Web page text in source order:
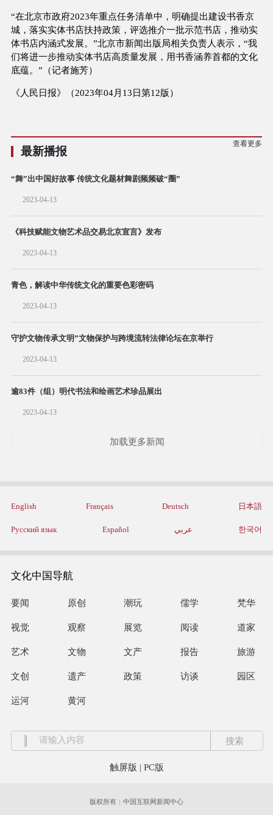
“在北京市政府2023年重点任务清单中，明确提出建设书香京
城，落实实体书店扶持政策，评选推介一批示范书店，推动实
体书店内涵式发展。”北京市新闻出版局相关负责人表示，“我
们将进一步推动实体书店高质量发展，用书香涵养首都的文化
底蕴。”（记者施芳）
《人民日报》（2023年04月13日第12版）
最新播报
查看更多
“舞”出中国好故事 传统文化题材舞剧频频破“圈”
2023-04-13
《科技赋能文物艺术品交易北京宣言》发布
2023-04-13
青色，解读中华传统文化的重要色彩密码
2023-04-13
守护文物传承文明”文物保护与跨境流转法律论坛在京举行
2023-04-13
逾83件（组）明代书法和绘画艺术珍品展出
2023-04-13
加载更多新闻
English Français Deutsch 日本語
Русский язык Español عربي 한국어
文化中国导航
要闻 原创 潮玩 儒学 梵华
视觉 观察 展览 阅读 道家
艺术 文物 文产 报告 旅游
文创 遗产 政策 访谈 园区
运河 黄河
触屏版 | PC版
版权所有：中国互联网新闻中心